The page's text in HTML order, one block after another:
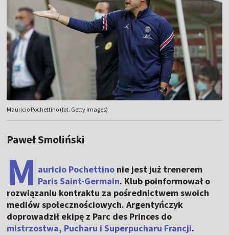
Mauricio Pochettino (fot. Getty Images)
Paweł Smoliński
M auricio Pochettino nie jest już trenerem
Paris Saint-Germain. Klub poinformował o
rozwiązaniu kontraktu za pośrednictwem swoich
mediów społecznościowych. Argentyńczyk
doprowadził ekipę z Parc des Princes do
mistrzostwa, Pucharu i Superpucharu Francji.